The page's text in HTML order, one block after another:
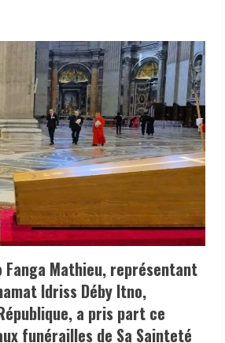
Fanga Mathieu, représentant
Idriss Déby Itno,
a pris part ce
funérailles de Sa Sainteté